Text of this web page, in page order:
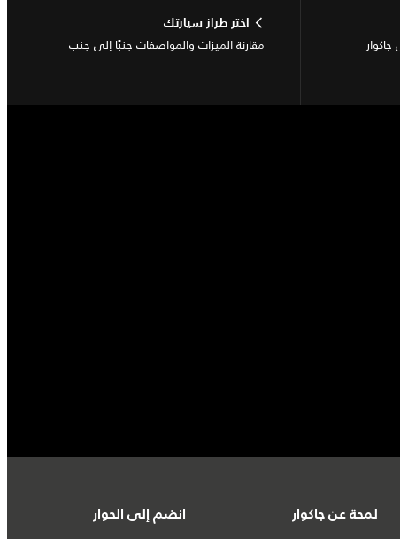
اختر طراز سيارتك
مقارنة الميزات والمواصفات جنبًا إلى جنب
لمحة عن جاكوار انضم إلى الحوار